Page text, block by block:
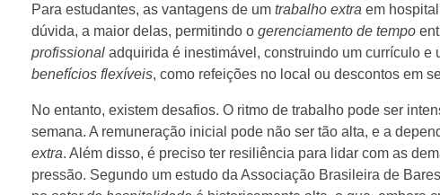
Para estudantes, as vantagens de um trabalho extra em
dúvida, a maior delas, permitindo o gerenciamento de tempo
profissional adquirida é inestimável, construindo um currículo e
benefícios flexíveis, como refeições no local ou descontos em
No entanto, existem desafios. O ritmo de trabalho pode ser
semana. A remuneração inicial pode não ser tão alta, e a
extra. Além disso, é preciso ter resiliência para lidar com as
pressão. Segundo um estudo da Associação Brasileira de